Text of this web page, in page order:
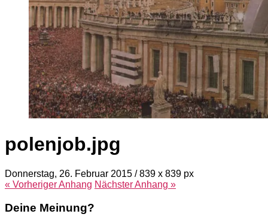
polenjob.jpg
Donnerstag, 26. Februar 2015 /839 x 839 px
« VorherigerAnhang NächsterAnhang »
Deine Meinung?